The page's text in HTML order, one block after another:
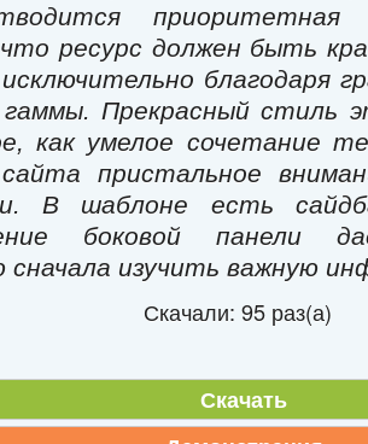
ресурс должен быть
благодаря
Прекрасный стиль
как умелое сочетание
пристальное
В шаблоне есть
боковой панели
изучить важную
Скачали: 95 раз(а)
Скачать